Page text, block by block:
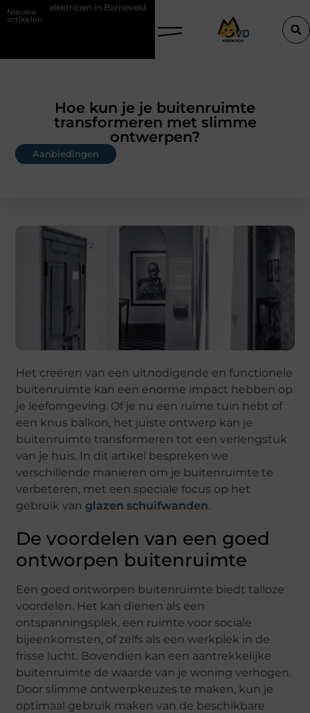
Nieuwe
artikelen
in Barneveld De Perfecte Gids voor Vloerbedekking in Purmerend
Hoe kun je je buitenruimte
transformeren met slimme
ontwerpen?
Aanbiedingen
Het creëren van een uitnodigende en functionele
buitenruimte kan een enorme impact hebben op
je leefomgeving. Of je nu een ruime tuin hebt of
een knus balkon, het juiste ontwerp kan je
buitenruimte transformeren tot een verlengstuk
van je huis. In dit artikel bespreken we
verschillende manieren om je buitenruimte te
verbeteren, met een speciale focus op het
gebruik vanglazen schuifwanden.
De voordelen van een goed
ontworpen buitenruimte
Een goed ontworpen buitenruimte biedt talloze
voordelen. Het kan dienen als een
ontspanningsplek, een ruimte voor sociale
bijeenkomsten, of zelfs als een werkplek in de
frisse lucht. Bovendien kan een aantrekkelijke
buitenruimte de waarde van je woning verhogen.
Door slimme ontwerpkeuzes te maken, kun je
optimaal gebruik maken van de beschikbare